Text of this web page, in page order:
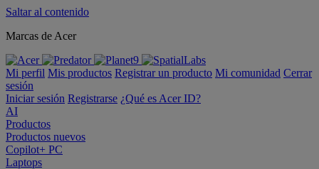
Saltar al contenido
Marcas de Acer
Mi perfil Mis productos Registrar un producto Mi comunidad Cerrar
sesión
Iniciar sesión Registrarse ¿Qué es Acer ID?
AI
Productos
Productos nuevos
Copilot+ PC
Laptops